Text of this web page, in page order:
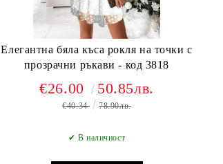
Елегантна бяла къса рокля на точки с
прозрачни ръкави - код 3818
€26.00 50.85лв.
€40.34 78.90лв.
✔ В наличност